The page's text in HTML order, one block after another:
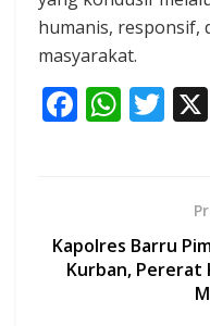
humanis, responsif,
masyarakat.
F
o
o
W
A
p
T
er
Kapolres Barru
Kurban, Pererat